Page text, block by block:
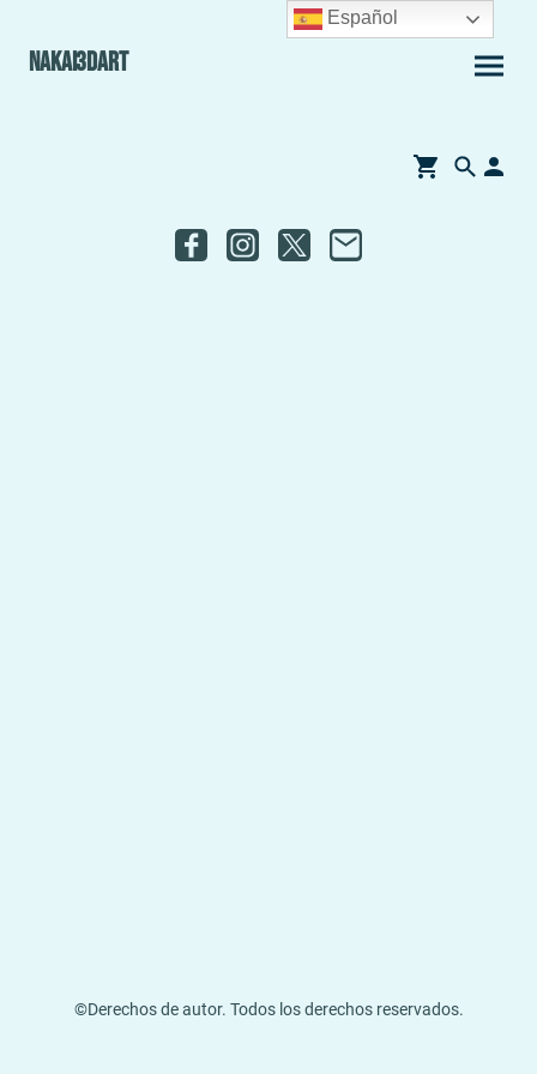
Nakai3Dart
©Derechos de autor. Todos los derechos reservados.
Español